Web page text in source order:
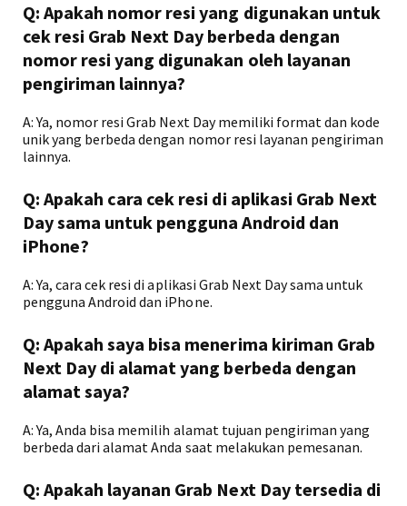
Q: Apakah nomor resi yang digunakan untuk
cek resi Grab Next Day berbeda dengan
nomor resi yang digunakan oleh layanan
pengiriman lainnya?
A: Ya, nomor resi Grab Next Day memiliki format dan kode
unik yang berbeda dengan nomor resi layanan pengiriman
lainnya.
Q: Apakah cara cek resi di aplikasi Grab Next
Day sama untuk pengguna Android dan
iPhone?
A: Ya, cara cek resi di aplikasi Grab Next Day sama untuk
pengguna Android dan iPhone.
Q: Apakah saya bisa menerima kiriman Grab
Next Day di alamat yang berbeda dengan
alamat saya?
A: Ya, Anda bisa memilih alamat tujuan pengiriman yang
berbeda dari alamat Anda saat melakukan pemesanan.
Q: Apakah layanan Grab Next Day tersedia di